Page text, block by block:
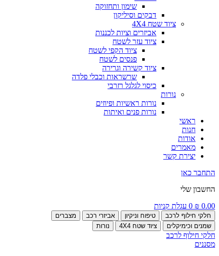
שימון ותחזוקה
דבקים וסיליקון
ציוד שטח 4X4
אביזרים וציות לכננות
ציוד עזר לשטח
ציוד הקפי לשטח
פנסים לשטח
ציוד קשירה וגרירה
שרשראות וכבלי פלדה
כיסוי לגלגל רזרבי
נורות
נורות ראשיות ופיוזים
נורות פנים ואיתות
ראשי
חנות
אודות
מאמרים
יצירת קשר
התחבר כאן
החשבון שלי
₪ 0.00
0 עגלת קניות
חלקי חילוף לרכב טיפוח וניקיון אביזרי רכב
מצברים
שמנים וכימיקלים
ציוד שטח 4X4 נורות
חלקי חילוף לרכב
מסננים